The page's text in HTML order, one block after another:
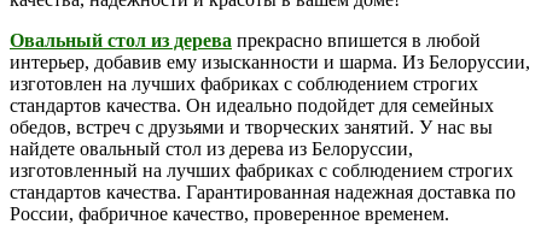
Овальный стол из дерева прекрасно впишется в любой
интерьер, добавив ему изысканности и шарма. Из Белоруссии,
изготовлен на лучших фабриках с соблюдением строгих
стандартов качества. Он идеально подойдет для семейных
обедов, встреч с друзьями и творческих занятий. У нас вы
найдете овальный стол из дерева из Белоруссии,
изготовленный на лучших фабриках с соблюдением строгих
стандартов качества. Гарантированная надежная доставка по
России, фабричное качество, проверенное временем.